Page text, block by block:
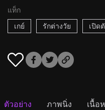
แท็ก
เกย์
รักต่างวัย เปิด
ตัวอย่าง ภาพนิ่ง เนื้อ